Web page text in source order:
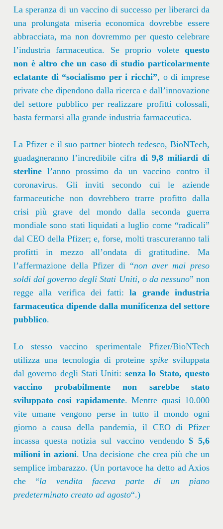
La speranza di un vaccino di successo per liberarci da
una prolungata miseria economica dovrebbe essere
abbracciata, ma non dovremmo per questo celebrare
l’industria farmaceutica. Se proprio voletequesto
non è altro che un caso di studio particolarmente
eclatante di “socialismo per i ricchi”, o di imprese
private che dipendono dalla ricerca e dall’innovazione
del settore pubblico per realizzare profitti colossali,
basta fermarsi alla grande industria farmaceutica.
La Pfizer e il suo partner biotech tedesco, BioNTech,
guadagneranno l’incredibile cifra di 9,8 miliardi di
sterlinel’anno prossimo da un vaccino contro il
coronavirus. Gli inviti secondo cui le aziende
farmaceutiche non dovrebbero trarre profitto dalla
crisi più grave del mondo dalla seconda guerra
mondiale sono stati liquidati a luglio come “radicali”
dal CEO della Pfizer; e, forse, molti trascureranno tali
profitti in mezzo all’ondata di gratitudine. Ma
l’affermazione della Pfizer di “non aver mai preso
soldi dal governo degli Stati Uniti, o da nessuno” non
regge alla verifica dei fatti:la grande industria
farmaceutica dipende dalla munificenza del settore
pubblico.
Lo stesso vaccino sperimentale Pfizer/BioNTech
utilizza una tecnologia di proteine ​​ spikesviluppata
dal governo degli Stati Uniti: senza lo Stato, questo
vaccino probabilmente non sarebbe stato
sviluppato così rapidamente. Mentre quasi 10.000
vite umane vengono perse in tutto il mondo ogni
giorno a causa della pandemia, il CEO di Pfizer
incassa questa notizia sul vaccino vendendo$ 5,6
milioni in azioni. Una decisione che crea più che un
semplice imbarazzo. (Un portavoce ha detto ad Axios
che “la vendita faceva parte di un piano
predeterminato creato ad agosto“.)